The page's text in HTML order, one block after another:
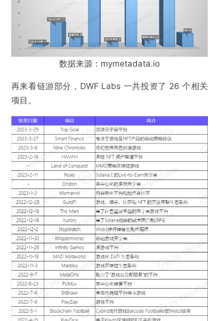
提交
数据来源：mymetadata.io
再来看链游部分，DWF Labs 一共投资了 26 个相关
项目。